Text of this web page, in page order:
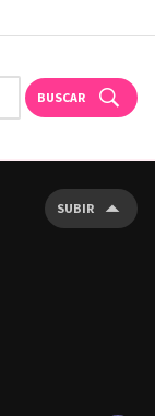
BUSCAR
SUBIR